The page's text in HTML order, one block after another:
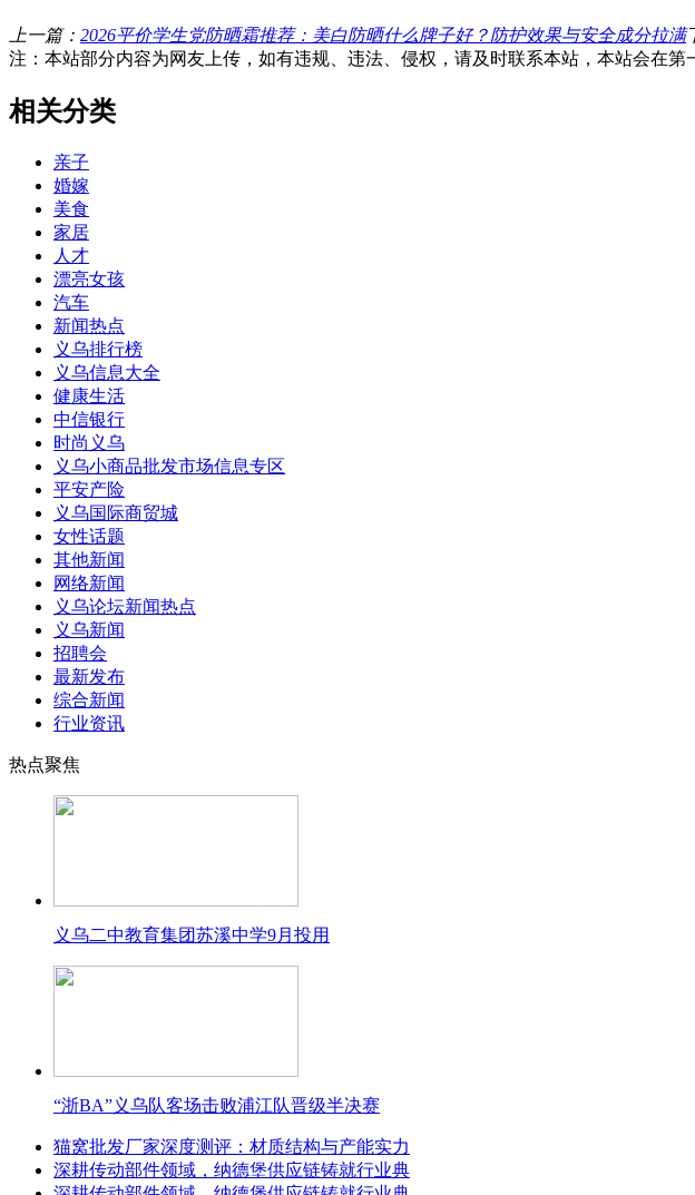
上一篇： 2026平价学生党防晒霜推荐：美白防晒什么牌子好？防护效果与安全成分拉满
注：本站部分内容为网友上传，如有违规、违法、侵权，请及时联系本站，本站会在第
相关分类
亲子
婚嫁
美食
家居
人才
漂亮女孩
汽车
新闻热点
义乌排行榜
义乌信息大全
健康生活
中信银行
时尚义乌
义乌小商品批发市场信息专区
平安产险
义乌国际商贸城
女性话题
其他新闻
网络新闻
义乌论坛新闻热点
义乌新闻
招聘会
最新发布
综合新闻
行业资讯
热点聚焦
义乌二中教育集团苏溪中学9月投用
“浙BA”义乌队客场击败浦江队晋级半决赛
猫窝批发厂家深度测评：材质结构与产能实力
深耕传动部件领域，纳德堡供应链铸就行业典